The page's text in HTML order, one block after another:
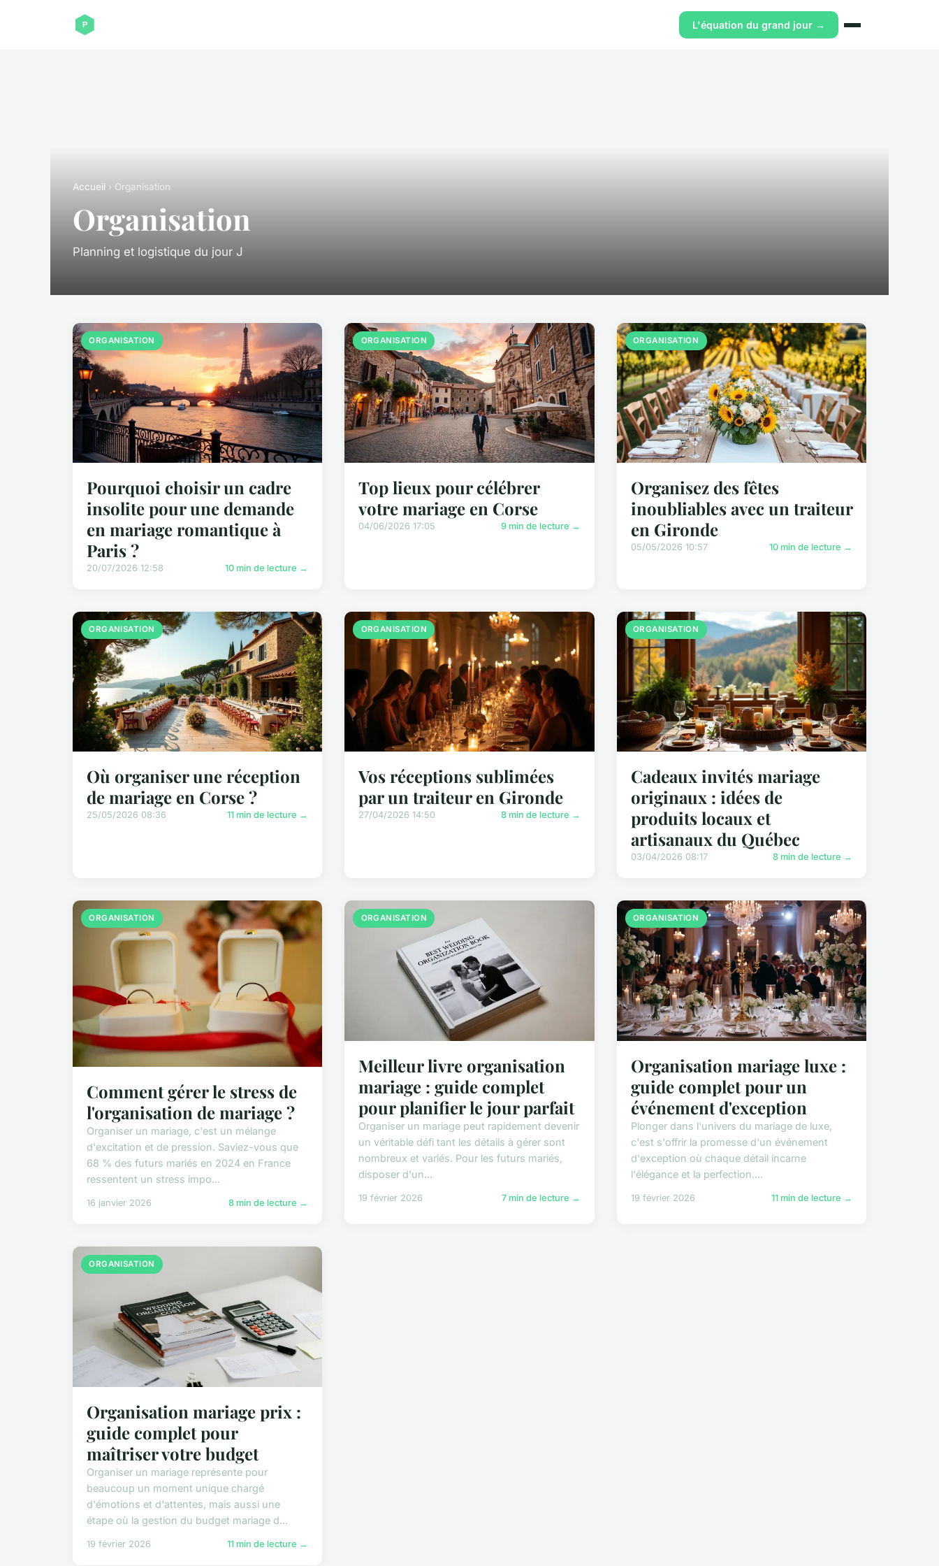
L'équation du grand jour →
Accueil › Organisation
Organisation
Planning et logistique du jour J
ORGANISATION
Pourquoi choisir un cadre
insolite pour une demande
en mariage romantique à
Paris ?
20/07/2026 12:58 10 min de lecture →
ORGANISATION
Top lieux pour célébrer
votre mariage en Corse
04/06/2026 17:05 9 min de lecture →
ORGANISATION
Organisez des fêtes
inoubliables avec un traiteur
en Gironde
05/05/2026 10:57 10 min de lecture →
ORGANISATION
Où organiser une réception
de mariage en Corse ?
25/05/2026 08:36 11 min de lecture →
ORGANISATION
Vos réceptions sublimées
par un traiteur en Gironde
27/04/2026 14:50 8 min de lecture →
ORGANISATION
Cadeaux invités mariage
originaux : idées de
produits locaux et
artisanaux du Québec
03/04/2026 08:17 8 min de lecture →
ORGANISATION
Comment gérer le stress de
l'organisation de mariage ?
Organiser un mariage, c'est un mélange
d'excitation et de pression. Saviez-vous que
68 % des futurs mariés en 2024 en France
ressentent un stress impo...
16 janvier 2026 8 min de lecture →
ORGANISATION
Meilleur livre organisation
mariage : guide complet
pour planifier le jour parfait
Organiser un mariage peut rapidement devenir
un véritable défi tant les détails à gérer sont
nombreux et variés. Pour les futurs mariés,
disposer d'un...
19 février 2026 7 min de lecture →
ORGANISATION
Organisation mariage luxe :
guide complet pour un
événement d'exception
Plonger dans l'univers du mariage de luxe,
c'est s'offrir la promesse d'un événement
d'exception où chaque détail incarne
l'élégance et la perfection....
19 février 2026 11 min de lecture →
ORGANISATION
Organisation mariage prix :
guide complet pour
maîtriser votre budget
Organiser un mariage représente pour
beaucoup un moment unique chargé
d'émotions et d'attentes, mais aussi une
étape où la gestion du budget mariage d...
19 février 2026 11 min de lecture →